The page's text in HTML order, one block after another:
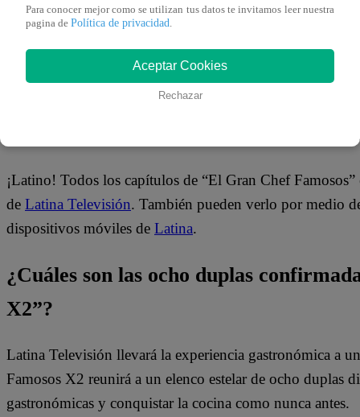
¿Dónde ver todos los capítulos de “El
¡Latino! Todos los capítulos de “El Gran Chef
de Latina Televisión. También pueden verlo por medio
dispositivos móviles de Latina.
¿Cuáles son las ocho duplas
X2”?
Latina Televisión llevará la experiencia gastronómica a
Famosos X2 reunirá a un elenco estelar de ocho duplas
gastronómicas y conquistar la cocina como nunca antes.
Para conocer mejor como se utilizan tus datos te invitamos leer nuestra
pagina de Política de privacidad.
Aceptar Cookies
Rechazar